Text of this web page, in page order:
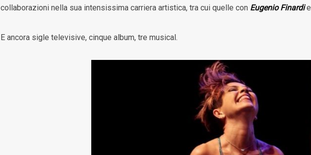
collaborazioni nella sua intensissima carriera artistica, tra cui quelle con Eugenio Finardie
E ancora sigle televisive, cinque album, tre musical.